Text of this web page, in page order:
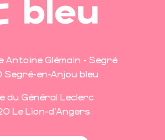
Antoine Glémain - Segré
en-Anjou bleu
du Général Leclerc
Le Lion-d'Angers